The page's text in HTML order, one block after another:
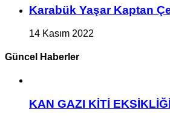
Karabük Yaşar Kaptan
14 Kasım 2022
Güncel Haberler
KAN GAZI KİTİ